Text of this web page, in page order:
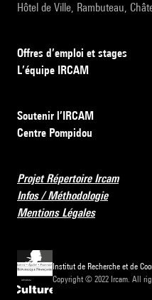
Hôtel de Ville, Rambuteau,
Offres d’emploi et stages
L’équipe IRCAM
Soutenir l’IRCAM
Centre Pompidou
Projet Répertoire Ircam
Infos / Méthodologie
Mentions Légales
Institut de Recherche et de
Copyright © 2022 Ircam. All